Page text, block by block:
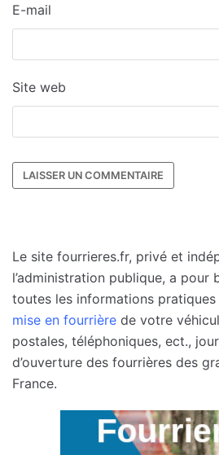
E-mail
Site web
Le site fourrieres.fr, privé et
l’administration publique, a pour
toutes les informations pratiques
mise en fourrière de votre
postales, téléphoniques, ect.,
d’ouverture des fourrières des
France.